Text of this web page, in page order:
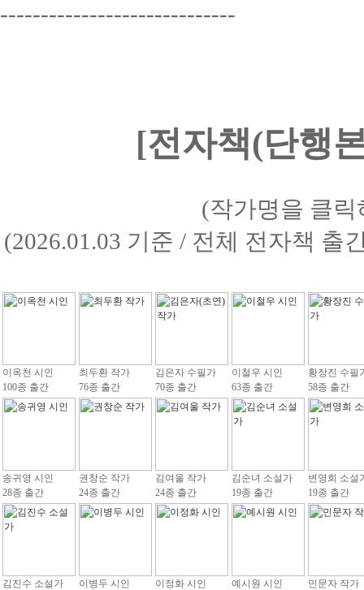
-----------------------------
[전자책(단행
(작가명을 클
(2026.01.03 기준 / 전체 전자책 출
이옥천 시인
100종 출간
최두환 작가
76종 출간
김은자 수필가
70종 출간
이철우 시인
63종 출간
황장진 수필
58종 출간
송귀영 시인
28종 출간
권창순 작가
24종 출간
김여울 작가
24종 출간
김순녀 소설가
19종 출간
변영희 소설
19종 출간
김진수 소설가
이병두 시인
이정화 시인
예시원 시인
민문자 작가